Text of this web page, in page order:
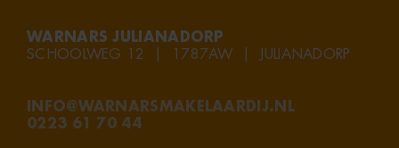
WARNARS JULIANADORP
SCHOOLWEG 12 | 1787AW | JULIANADORP
INFO@WARNARSMAKELAARDIJ.NL
0223 61 70 44